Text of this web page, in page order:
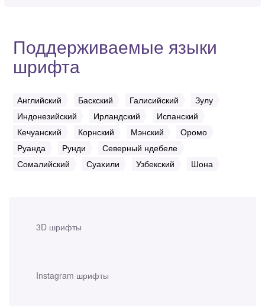
3D шрифты
Instagram шрифты
Поддерживаемые языки
шрифта
Английский Баскский Галисийский
Зулу
Индонезийский
Ирландский
Испанский
Кечуанский
Корнский Мэнский
Оромо
Руанда
Рунди
Северный ндебеле
Сомалийский
Суахили Узбекский Шона